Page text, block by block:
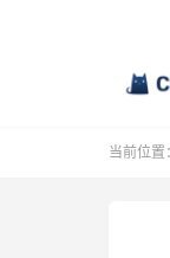
当前位置：